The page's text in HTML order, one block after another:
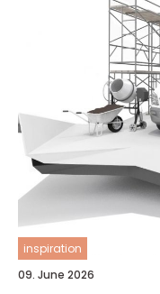
inspiration
09. June 2026